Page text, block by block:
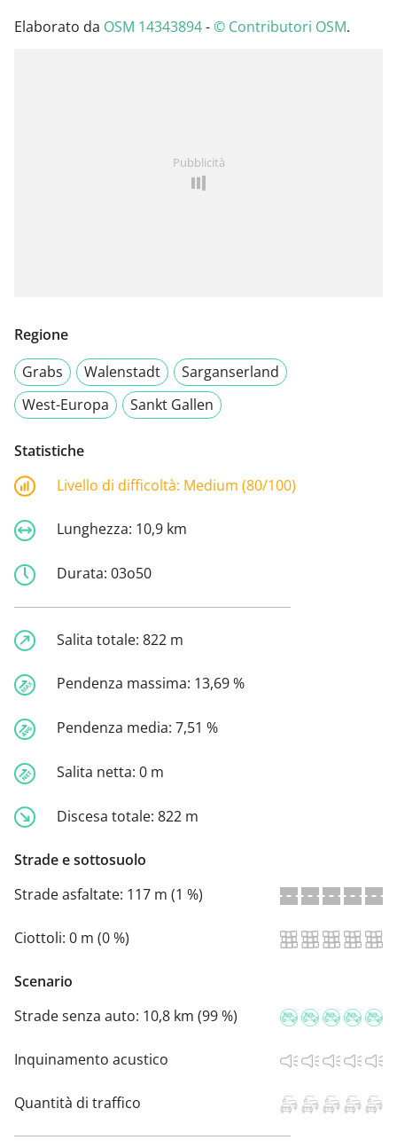
Elaborato da OSM 14343894-© Contributori OSM.
Pubblicità
Regione
Grabs
Walenstadt
Sarganserland
West-Europa
Sankt Gallen
Statistiche
Livello di difficoltà: Medium (80/100)
Lunghezza: 10,9 km
Durata: 03o50
Salita totale: 822 m
Pendenza massima: 13,69 %
Pendenza media: 7,51 %
Salita netta: 0 m
Discesa totale: 822 m
Strade e sottosuolo
Strade asfaltate: 117 m (1 %)
Ciottoli: 0 m (0 %)
Scenario
Strade senza auto: 10,8 km (99 %)
Inquinamento acustico
Quantità di traffico